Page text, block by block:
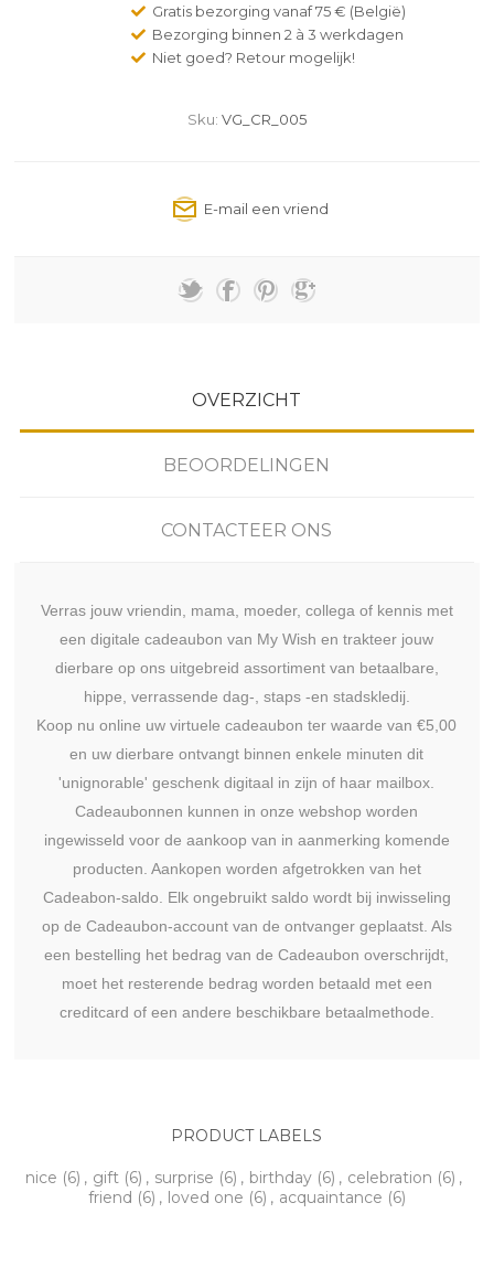
Gratis bezorging vanaf 75 € (België)
Bezorging binnen 2 à 3 werkdagen
Niet goed? Retour mogelijk!
Sku: VG_CR_005
OVERZICHT
BEOORDELINGEN
CONTACTEER ONS
Verras jouw vriendin, mama, moeder, collega of kennis met
een digitale cadeaubon van My Wish en trakteer jouw
dierbare op ons uitgebreid assortiment van betaalbare,
hippe, verrassende dag-, staps -en stadskledij.
Koop nu online uw virtuele cadeaubon ter waarde van €5,00
en uw dierbare ontvangt binnen enkele minuten dit
'unignorable' geschenk digitaal in zijn of haar mailbox.
Cadeaubonnen kunnen in onze webshop worden
ingewisseld voor de aankoop van in aanmerking komende
producten. Aankopen worden afgetrokken van het
Cadeabon-saldo. Elk ongebruikt saldo wordt bij inwisseling
op de Cadeaubon-account van de ontvanger geplaatst. Als
een bestelling het bedrag van de Cadeaubon overschrijdt,
moet het resterende bedrag worden betaald met een
creditcard of een andere beschikbare betaalmethode.
PRODUCT LABELS
nice (6) , gift (6) , surprise (6) , birthday (6) , celebration (6) ,
friend (6) , loved one (6) , acquaintance (6)